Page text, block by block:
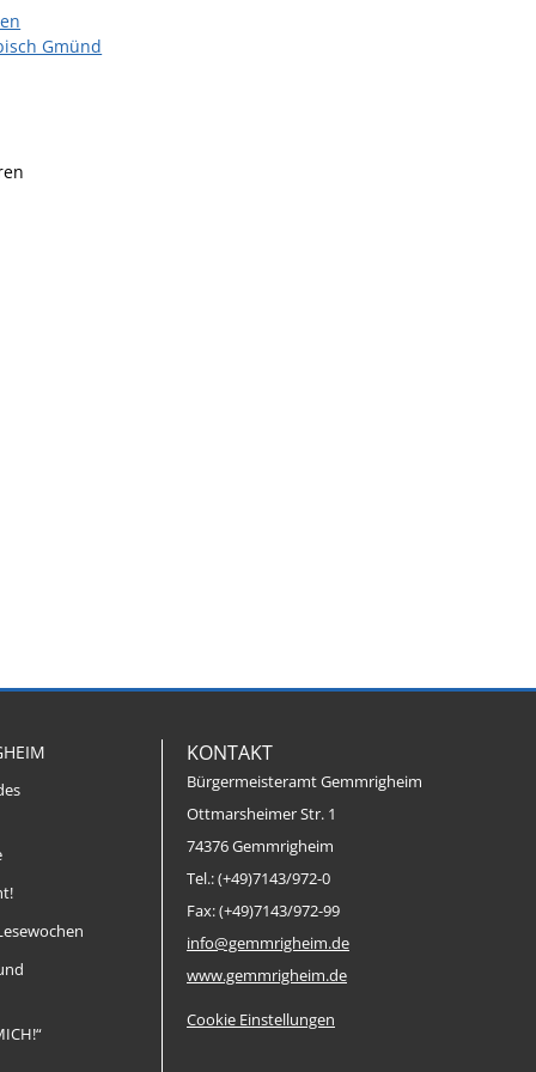
Gmünd
KONTAKT
Bürgermeisteramt Gemmrigheim
Ottmarsheimer Str. 1
74376 Gemmrigheim
Tel.: (+49)7143/972-0
Fax: (+49)7143/972-99
info@gemmrigheim.de
www.gemmrigheim.de
Cookie Einstellungen